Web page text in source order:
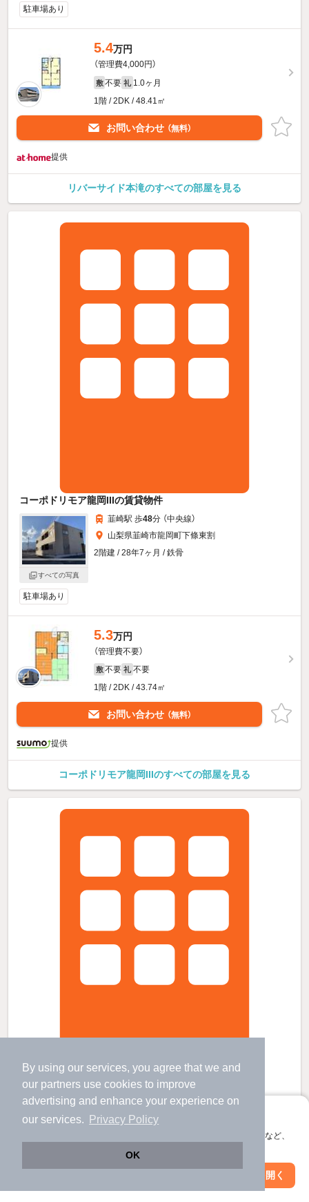
By using our services, you agree that we and
our partners use cookies to improve
advertising and enhance your experience on
our services.
Privacy Policy
OK
アプリに切り替えて、サクサクお部屋探し
会員登録なしですぐ使える。マップ検索やお気に入り保存など、
アプリを開く
駐車場あり
5.4万円
（管理費4,000円）
敷 不要 礼 1.0ヶ月
1階 / 2DK / 48.41㎡
お問い合わせ （無料）
提供
リバーサイド本滝のすべての部屋を見る
コーポドリモア龍岡IIIの賃貸物件
すべての写真
韮崎駅 歩48分 （中央線）
山梨県韮崎市龍岡町下條東割
2階建 / 28年7ヶ月 / 鉄骨
駐車場あり
5.3万円
（管理費不要）
敷 不要 礼 不要
1階 / 2DK / 43.74㎡
お問い合わせ （無料）
提供
コーポドリモア龍岡IIIのすべての部屋を見る
サイレント上野の賃貸物件
韮崎駅 （中央線）
山梨県韮崎市龍岡町下條南割
絞り込み条件を変更